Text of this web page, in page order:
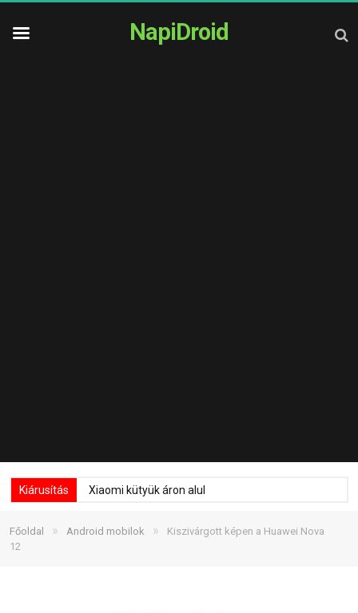
NapiDroid
Kiárusítás Xiaomi kütyük áron alul
Főoldal » Android mobilok »
Kiszivárgott képen a Huawei Nova
12